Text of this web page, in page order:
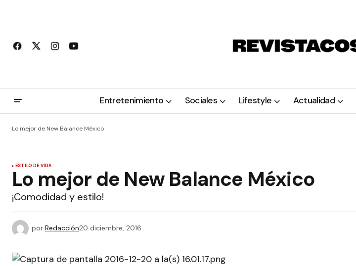
Entretenimiento Sociales Lifestyle Actualidad
Lo mejor de New Balance México
ESTILO DE VIDA
Lo mejor de New Balance México
¡Comodidad y estilo!
por Redacción20 diciembre, 2016